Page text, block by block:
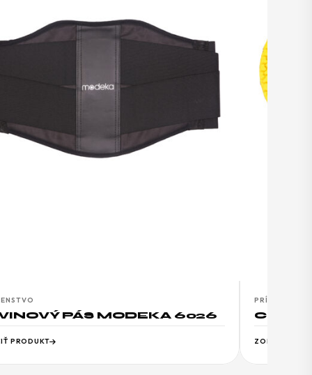
PÁS MODEKA 6026
PRODUKT ZOBRAZIŤ